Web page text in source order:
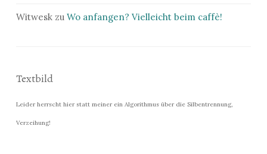
Witwesk zu Wo anfangen? Vielleicht beim caffè!
Textbild
Leider herrscht hier statt meiner ein Algorithmus über die Silbentrennung,
Verzeihung!